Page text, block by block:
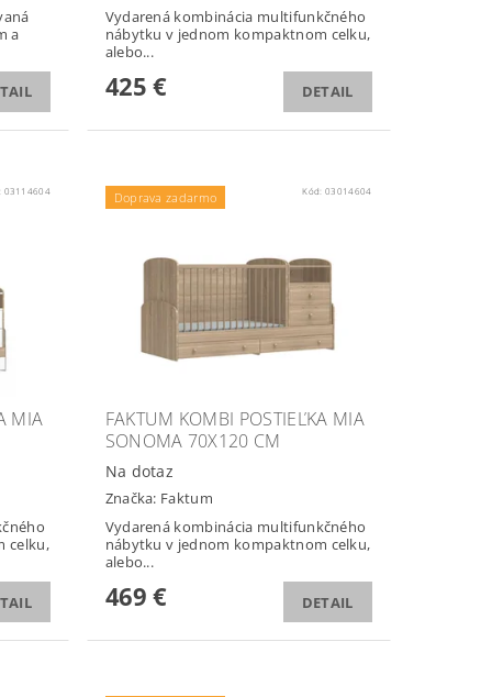
a
Vydarená kombinácia multifunkčného
nábytku v jednom kompaktnom celku,
alebo...
425 € DETAIL
03114604
MIA
celku,
Doprava zadarmo Kód:03014604
FAKTUM KOMBI POSTIEĽKA MIA
SONOMA 70X120 CM
Na dotaz
Značka: Faktum
Vydarená kombinácia multifunkčného
nábytku v jednom kompaktnom celku,
alebo...
469 € DETAIL